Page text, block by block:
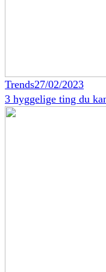
Trends27/02/2023
3 hyggelige ting du